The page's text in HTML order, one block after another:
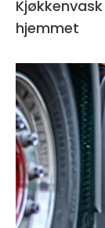
Kjøkkenvask slik velger du riktig modell til
hjemmet